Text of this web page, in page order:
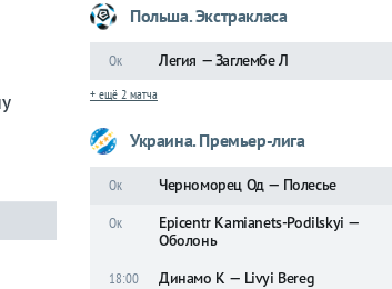
Польша. Экстракласа
Ок Легия — Заглембе Л
+ ещё 2 матча
Украина. Премьер-лига
Ок Черноморец Од — Полесье
Ок
Epicentr Kamianets-Podilskyi —
Оболонь
18:00 Динамо К — Livyi Bereg